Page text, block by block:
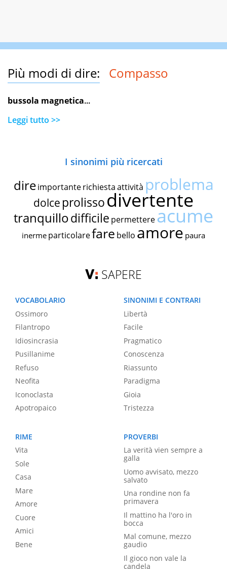
Più modi di dire: Compasso
bussola magnetica...
Leggi tutto >>
I sinonimi più ricercati
dire importante richiestaattività problema
dolce prolissodivertente
tranquillodifficile permettereacume
inerme particolarefare bello amore paura
SAPERE
VOCABOLARIO
Ossimoro
Filantropo
Idiosincrasia
Pusillanime
Refuso
Neofita
Iconoclasta
Apotropaico
SINONIMI E CONTRARI
Libertà
Facile
Pragmatico
Conoscenza
Riassunto
Paradigma
Gioia
Tristezza
RIME
Vita
Sole
Casa
Mare
Amore
Cuore
Amici
Bene
PROVERBI
La verità vien sempre a
galla
Uomo avvisato, mezzo
salvato
Una rondine non fa
primavera
Il mattino ha l'oro in
bocca
Mal comune, mezzo
gaudio
Il gioco non vale la
candela